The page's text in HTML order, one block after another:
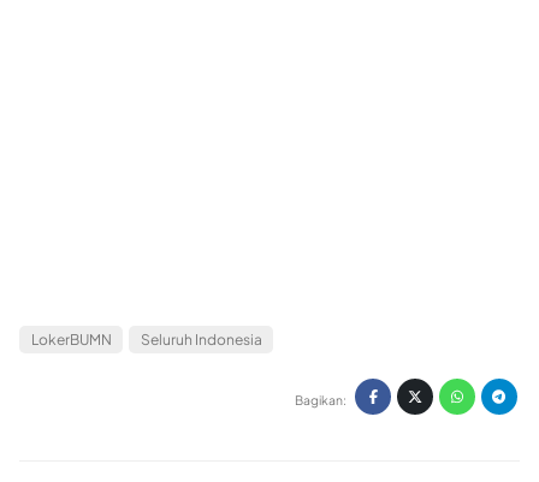
LokerBUMN Seluruh Indonesia
Bagikan: